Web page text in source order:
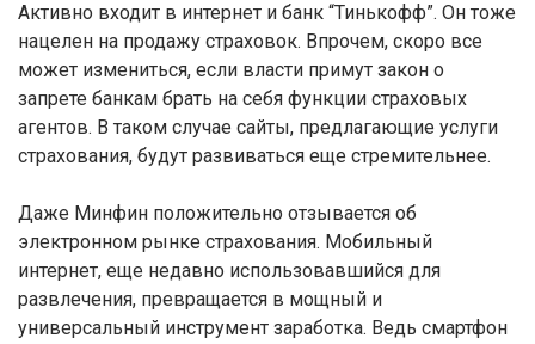
Активно входит в интернет и банк “Тинькофф”. Он тоже
нацелен на продажу страховок. Впрочем, скоро все
может измениться, если власти примут закон о
запрете банкам брать на себя функции страховых
агентов. В таком случае сайты, предлагающие услуги
страхования, будут развиваться еще стремительнее.
Даже Минфин положительно отзывается об
электронном рынке страхования. Мобильный
интернет, еще недавно использовавшийся для
развлечения, превращается в мощный и
универсальный инструмент заработка. Ведь смартфон